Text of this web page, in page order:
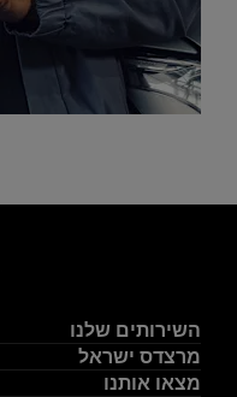
השירותים שלנו
מרצדס ישראל
מצאו אותנו